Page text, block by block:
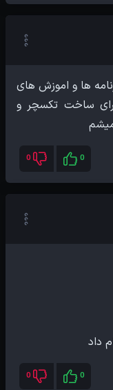
ها و اموزش های
ساخت تکسچر و
0
0
داد
0
0